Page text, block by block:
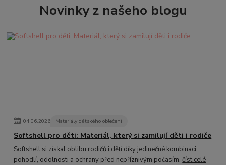
Novinky z našeho blogu
04.06.2026 Materiály dětského oblečení
Softshell pro děti: Materiál, který si zamilují děti i rodiče
Softshell si získal oblibu rodičů i dětí díky jedinečné kombinaci
pohodlí, odolnosti a ochrany před nepříznivým počasím.číst celé